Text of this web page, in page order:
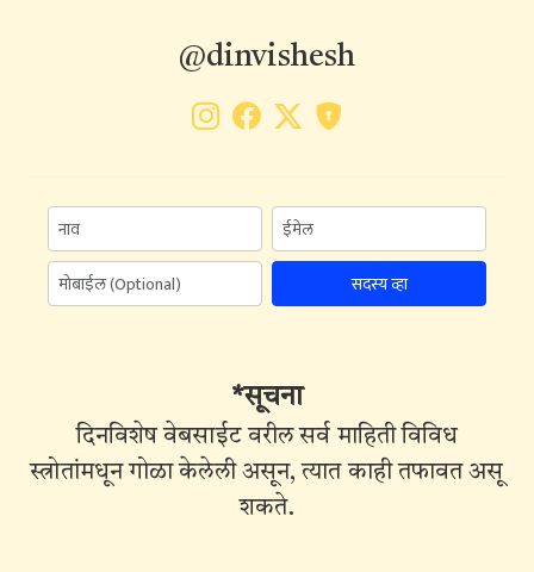
@dinvishesh
सदस्य व्हा
*सूचना
दिनविशेष वेबसाईट वरील सर्व माहिती विविध
स्त्रोतांमधून गोळा केलेली असून, त्यात काही तफावत असू
शकते.